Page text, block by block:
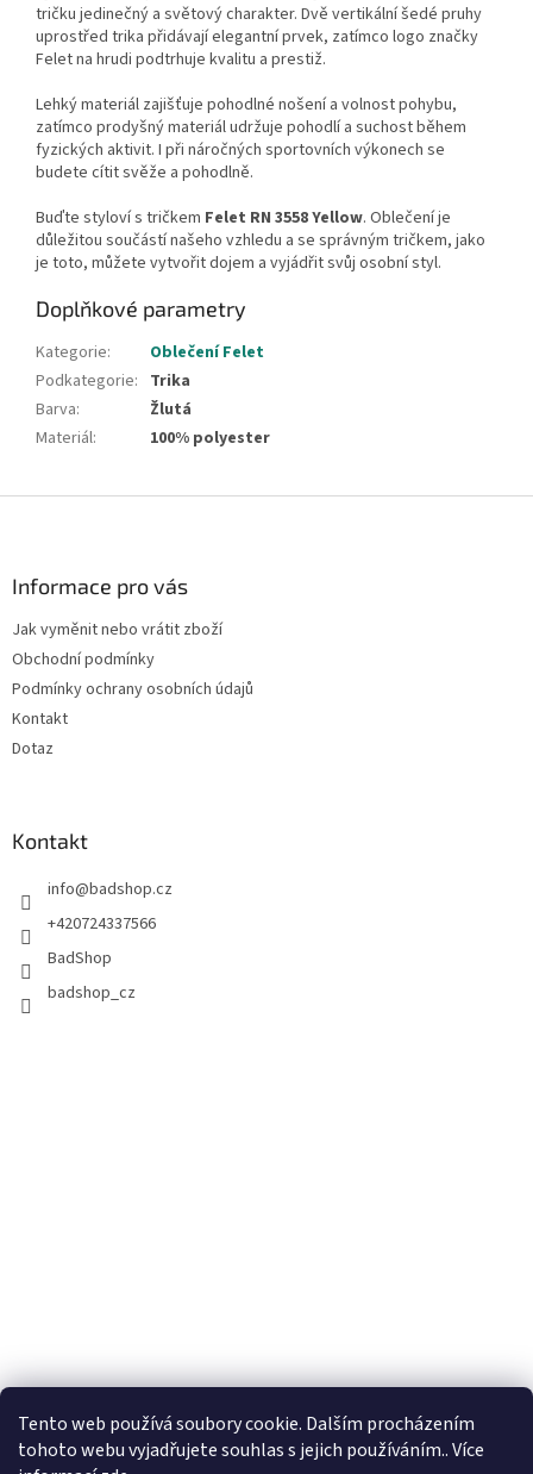
Tento web používá soubory cookie. Dalším procházením
tohoto webu vyjadřujete souhlas s jejich používáním.. Více
tričku jedinečný a světový charakter. Dvě vertikální šedé pruhy
uprostřed trika přidávají elegantní prvek, zatímco logo značky
Felet na hrudi podtrhuje kvalitu a prestiž.
Lehký materiál zajišťuje pohodlné nošení a volnost pohybu,
zatímco prodyšný materiál udržuje pohodlí a suchost během
fyzických aktivit. I při náročných sportovních výkonech se
budete cítit svěže a pohodlně.
Buďte styloví s tričkem Felet RN 3558 Yellow. Oblečení je
důležitou součástí našeho vzhledu a se správným tričkem, jako
je toto, můžete vytvořit dojem a vyjádřit svůj osobní styl.
Doplňkové parametry
Kategorie:
Oblečení Felet
Podkategorie: Trika
Barva:
Žlutá
Materiál: 100% polyester
Informace pro vás
Jak vyměnit nebo vrátit zboží
Obchodní podmínky
Podmínky ochrany osobních údajů
Kontakt
Dotaz
Kontakt
info@badshop.cz
+420724337566
BadShop
badshop_cz